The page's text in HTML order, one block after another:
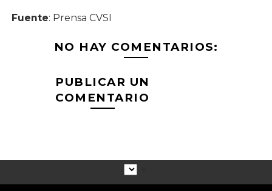
Fuente: Prensa CVSI
NO HAY COMENTARIOS:
PUBLICAR UN
COMENTARIO